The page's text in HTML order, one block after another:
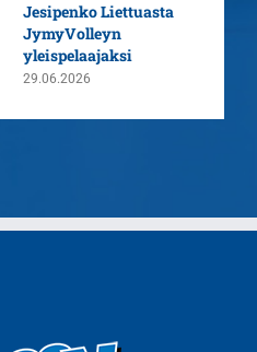
Jesipenko Liettuasta
JymyVolleyn
yleispelaajaksi
29.06.2026